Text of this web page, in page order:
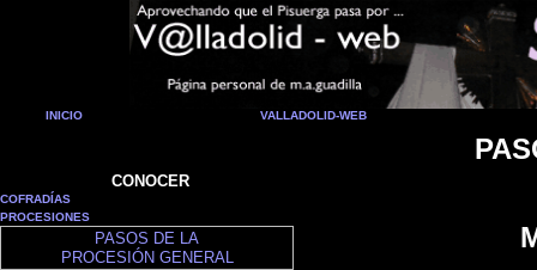
INICIO VALLADOLID-WEB
CONOCER
COFRADÍAS
PROCESIONES
PASOS DE LA
PROCESIÓN GENERAL